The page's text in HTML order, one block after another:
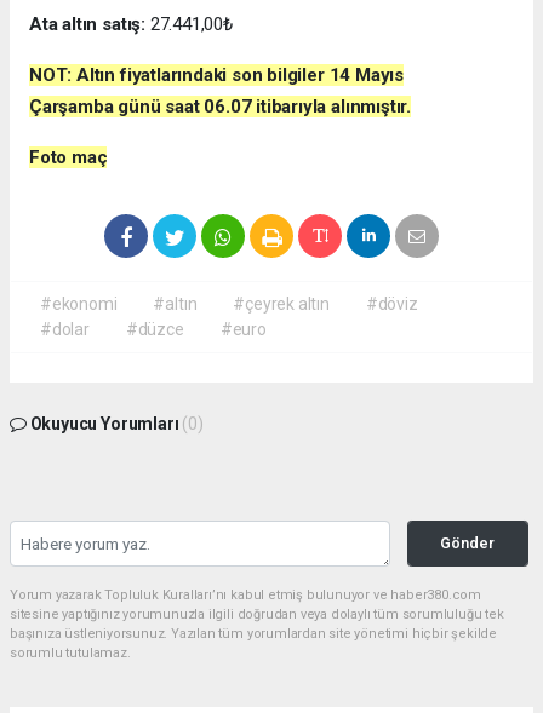
Ata altın satış: 27.441,00₺
NOT: Altın fiyatlarındaki son bilgiler 14 Mayıs
Çarşamba günü saat 06.07 itibarıyla alınmıştır.
Foto maç
#ekonomi #altın #çeyrek altın
#döviz
#dolar
#düzce #euro
Okuyucu Yorumları (0)
Gönder
Yorum yazarak Topluluk Kuralları’nı kabul etmiş bulunuyor ve haber380.com
sitesine yaptığınız yorumunuzla ilgili doğrudan veya dolaylı tüm sorumluluğu tek
başınıza üstleniyorsunuz. Yazılan tüm yorumlardan site yönetimi hiçbir şekilde
sorumlu tutulamaz.